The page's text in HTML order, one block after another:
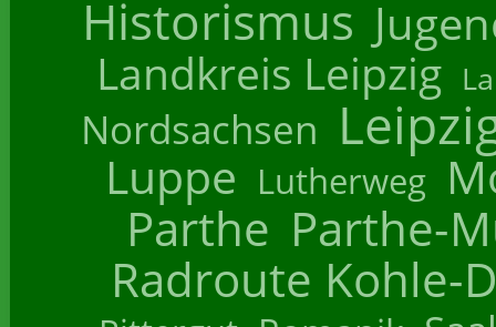
Historismus
Landkreis Leipzig
Nordsachsen
Luppe Lutherweg
Parthe Parthe-
Radroute Kohle-